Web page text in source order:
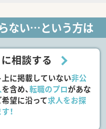
ない…という方は
相談する
上に掲載していない非公
を含め、転職のプロがあな
望に沿って求人をお探
！